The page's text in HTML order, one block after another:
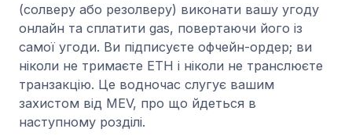
(солверу або резолверу) виконати вашу угоду
онлайн та сплатити gas, повертаючи його із
самої угоди. Ви підписуєте офчейн-ордер; ви
ніколи не тримаєте ETH і ніколи не транслюєте
транзакцію. Це водночас слугує вашим
захистом від MEV, про що йдеться в
наступному розділі.